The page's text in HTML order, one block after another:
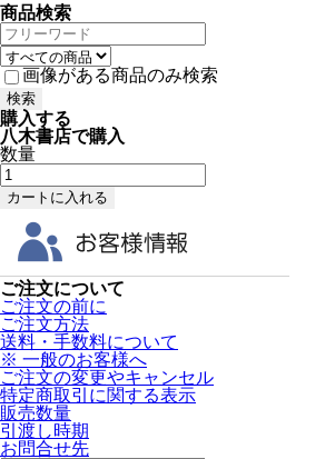
商品検索
画像がある商品のみ検索
購入する
八木書店で購入
数量
ご注文について
ご注文の前に
ご注文方法
送料・手数料について
※ 一般のお客様へ
ご注文の変更やキャンセル
特定商取引に関する表示
販売数量
引渡し時期
お問合せ先